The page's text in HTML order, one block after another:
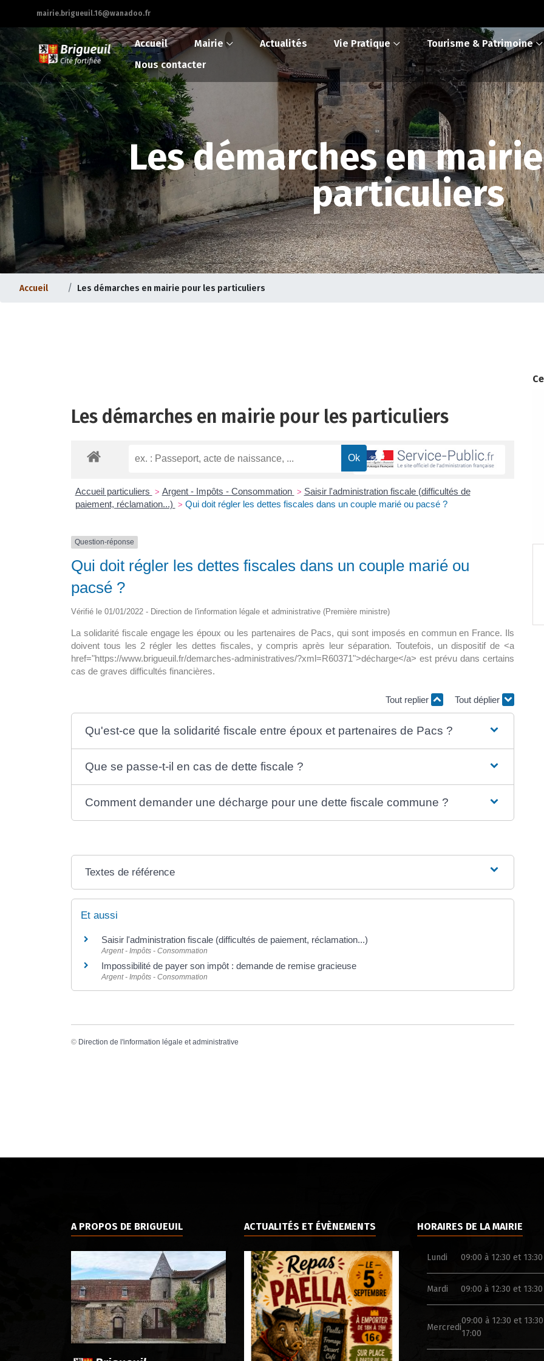
mairie.brigueuil.16@wanadoo.fr
Accueil Mairie Actualités Vie Pratique Tourisme & Patrimoine
Nous contacter
Les démarches en
particuliers
Accueil Les démarches en mairie pour les particuliers
Les démarches en mairie pour les particuliers
Accueil particuliers > Argent - Impôts - Consommation > Saisir l'administration fiscale (difficultés de
paiement, réclamation...) > Qui doit régler les dettes fiscales dans un couple marié ou pacsé ?
Question-réponse
Qui doit régler les dettes fiscales dans un couple marié ou
pacsé ?
Vérifié le 01/01/2022 - Direction de l'information légale et administrative (Première ministre)
La solidarité fiscale engage les époux ou les partenaires de Pacs, qui sont imposés en commun en France. Ils
doivent tous les 2 régler les dettes fiscales, y compris après leur séparation. Toutefois, un dispositif de <a
href="https://www.brigueuil.fr/demarches-administratives/?xml=R60371">décharge</a> est prévu dans certains
cas de graves difficultés financières.
Tout replier Tout déplier
Qu'est-ce que la solidarité fiscale entre époux et partenaires de Pacs ?
Que se passe-t-il en cas de dette fiscale ?
Comment demander une décharge pour une dette fiscale commune ?
Textes de référence
Et aussi
Saisir l'administration fiscale (difficultés de paiement, réclamation...)
Argent - Impôts - Consommation
Impossibilité de payer son impôt : demande de remise gracieuse
Argent - Impôts - Consommation
© Direction de l'information légale et administrative
le déploiement? A ce
Evolution du bourg |
La maison médicale d’appui
sol, abritera un hall d’accueil avec […]
Paëlla – Société de chasse –
A PROPOS DE BRIGUEUIL ACTUALITÉS ET ÉVÈNEMENTS HORAIRES DE LA MAIRIE
Lundi 09:00 à 12:30 et
Mardi 09:00 à 12:30 et
Mercredi
09:00 à 12:30 et
17:00